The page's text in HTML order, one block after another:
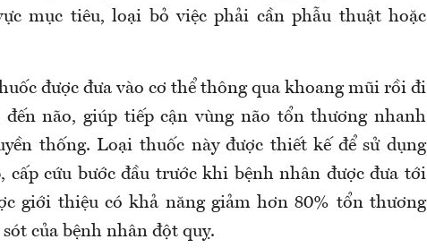
mục tiêu, loại bỏ việc phải cần phẫu thuật hoặc
được đưa vào cơ thể thông qua khoang mũi rồi đi
não, giúp tiếp cận vùng não tổn thương nhanh
thống. Loại thuốc này được thiết kế để sử dụng
cấp cứu bước đầu trước khi bệnh nhân được đưa tới
giới thiệu có khả năng giảm hơn 80% tổn thương
của bệnh nhân đột quỵ.